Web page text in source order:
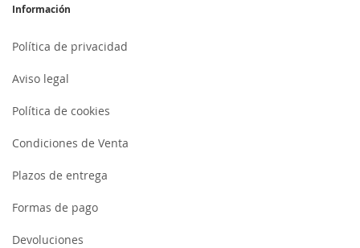
Información
Política de privacidad
Aviso legal
Política de cookies
Condiciones de Venta
Plazos de entrega
Formas de pago
Devoluciones